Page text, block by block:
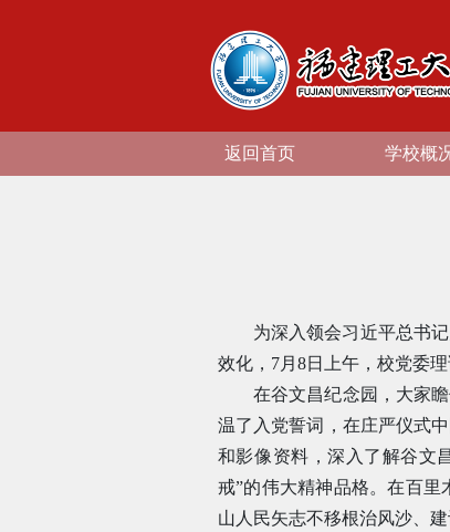
返回首页 学校概
为深入领会习近平总书
效化，7月8日上午，校党委
在谷文昌纪念园，大家
温了入党誓词，在庄严仪式
和影像资料，深入了解谷文
戒”的伟大精神品格。在百
山人民矢志不移根治风沙、